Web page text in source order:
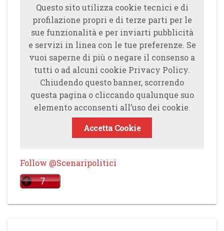
Questo sito utilizza cookie tecnici e di
profilazione propri e di terze parti per le
sue funzionalità e per inviarti pubblicità
e servizi in linea con le tue preferenze. Se
vuoi saperne di più o negare il consenso a
tutti o ad alcuni cookie Privacy Policy.
Chiudendo questo banner, scorrendo
questa pagina o cliccando qualunque suo
elemento acconsenti all’uso dei cookie.
Accetta Cookie
Follow @Scenaripolitici